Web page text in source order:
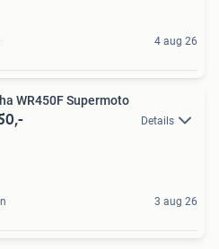
4 aug 26
WR450F Supermoto
Details
3 aug 26